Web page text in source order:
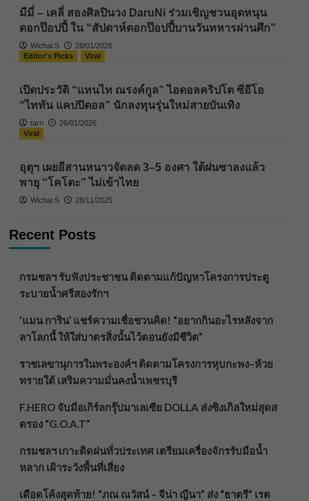
มีมี่ – เคลี่ สองศิลปินวง DaruNi ร่วมเชิญชวนอุดหนุน
ดอกป๊อปปี้ ใน “สัปดาห์ดอกป๊อปปี้บานวันทหารผ่านศึก”
Wichai S
28/01/2026
Editor's Picks
Viral
เปิดประวัติ “แทนไท ณรงค์กูล” ไอดอลคริปโต ซีอีโอ
“ไททัน แคปปิตอล” นักลงทุนรุ่นใหม่สายบันเทิง
tarn
26/01/2026
Viral
อุตุฯ เผยอีสานหนาวจัดลด 3–5 องศา ใต้ฝนซาลงแล้ว
พายุ “โคโตะ” ไม่เข้าไทย
Wichai S 28/11/2025
Recent Posts
กรมชลฯ รับฟังประชาชน ติดตามแก้ปัญหาโครงการประตู
ระบายน้ำศรีสองรักฯ
‘แมน การิน’ แชร์ความเชื่อชวนคิด! “อยากกินอะไรหลังจาก
ลาโลกนี้ ให้ใส่บาตรสิ่งนั้นไว้ตอนยังมีชีวิต”
ราชเลขานุการในพระองค์ฯ ติดตามโครงการหุบกะพง–ห้วย
ทรายใต้ เสริมความมั่นคงน้ำเพชรบุรี
F.HERO จับมือเกิร์ลกรุ๊ปมาเลเซีย DOLLA ส่งซิงเกิลใหม่สุดส
ตรอง “G.O.A.T”
กรมชลฯ เกาะติดฝนทั่วประเทศ เตรียมเครื่องจักรรับมือน้ำ
หลาก เฝ้าระวังพื้นที่เสี่ยง
เดือดโค้งสุดท้าย! “ภณ ณวัสน์ – จีน่า ญีนา” ส่ง “ธาตรี” เรต